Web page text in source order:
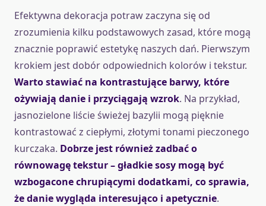
Efektywna dekoracja potraw zaczyna się od
zrozumienia kilku podstawowych zasad, które mogą
znacznie poprawić estetykę naszych dań. Pierwszym
krokiem jest dobór odpowiednich kolorów i tekstur.
Warto stawiać na kontrastujące barwy, które
ożywiają danie i przyciągają wzrok. Na przykład,
jasnozielone liście świeżej bazylii mogą pięknie
kontrastować z ciepłymi, złotymi tonami pieczonego
kurczaka. Dobrze jest również zadbać o
równowagę tekstur – gładkie sosy mogą być
wzbogacone chrupiącymi dodatkami, co sprawia,
że danie wygląda interesująco i apetycznie.